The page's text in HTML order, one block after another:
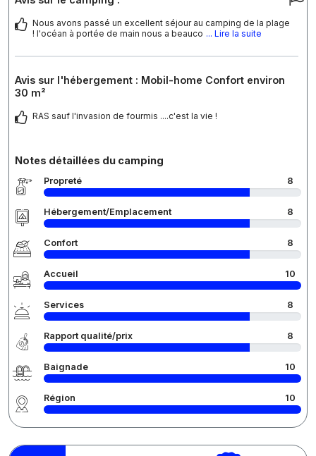
Nous avons passé un excellent séjour au camping de la plage
! l'océan à portée de main nous a beauco ... Lire la suite
Avis sur l'hébergement : Mobil-home Confort environ
30 m²
RAS sauf l'invasion de fourmis ....c'est la vie !
Notes détaillées du camping
Propreté 8
Hébergement/Emplacement 8
Confort 8
Accueil 10
Services 8
Rapport qualité/prix 8
Baignade 10
Région 10